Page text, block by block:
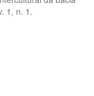
1, n. 1.